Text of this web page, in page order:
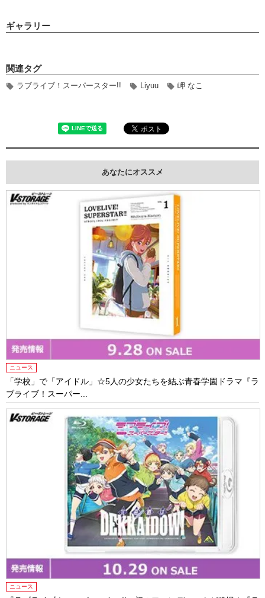
ギャラリー
関連タグ
ラブライブ！スーパースター!! Liyuu 岬 なこ
あなたにオススメ
ニュース
「学校」で「アイドル」☆5人の少女たちを結ぶ青春学園ドラマ『ラ
ブライブ！スーパー...
ニュース